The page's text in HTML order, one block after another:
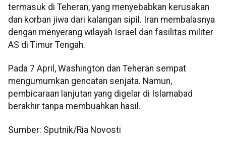
termasuk di Teheran, yang menyebabkan kerusakan
dan korban jiwa dari kalangan sipil. Iran membalasnya
dengan menyerang wilayah Israel dan fasilitas militer
AS di Timur Tengah.
Pada 7 April, Washington dan Teheran sempat
mengumumkan gencatan senjata. Namun,
pembicaraan lanjutan yang digelar di Islamabad
berakhir tanpa membuahkan hasil.
Sumber: Sputnik/Ria Novosti